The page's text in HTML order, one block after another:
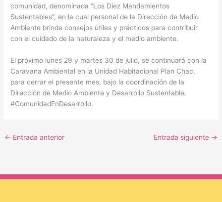
comunidad, denominada “Los Diez Mandamientos
Sustentables”, en la cual personal de la Dirección de Medio
Ambiente brinda consejos útiles y prácticos para contribuir
con el cuidado de la naturaleza y el medio ambiente.
El próximo lunes 29 y martes 30 de julio, se continuará con la
Caravana Ambiental en la Unidad Habitacional Plan Chac,
para cerrar el presente mes, bajo la coordinación de la
Dirección de Medio Ambiente y Desarrollo Sustentable.
#ComunidadEnDesarrollo.
← Entrada anterior Entrada siguiente →